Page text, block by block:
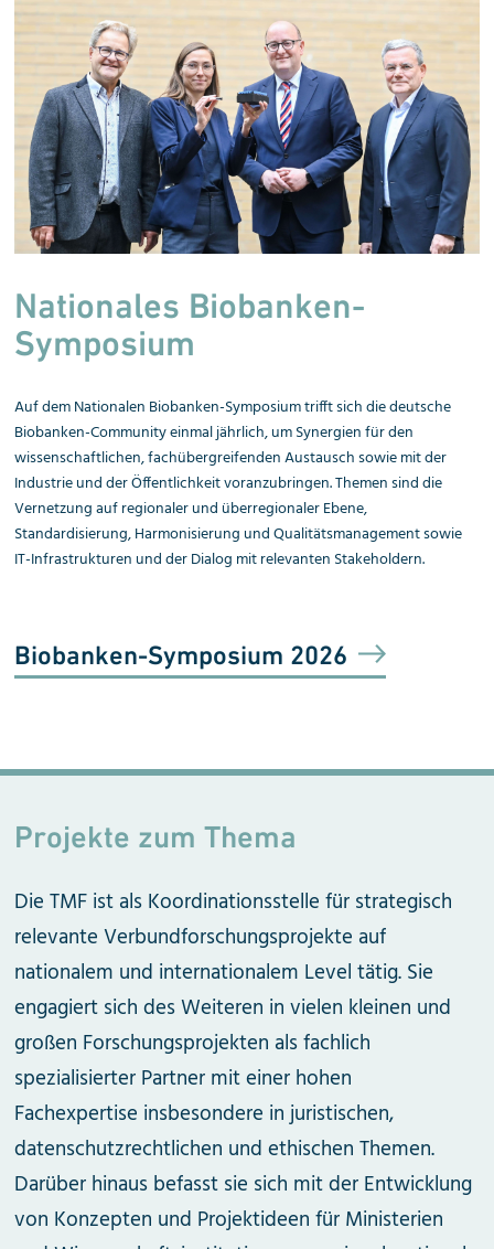
Nationales Biobanken-
Symposium
Auf dem Nationalen Biobanken-Symposium trifft sich die deutsche
Biobanken-Community einmal jährlich, um Synergien für den
wissenschaftlichen, fachübergreifenden Austausch sowie mit der
Industrie und der Öffentlichkeit voranzubringen. Themen sind die
Vernetzung auf regionaler und überregionaler Ebene,
Standardisierung, Harmonisierung und Qualitätsmanagement sowie
IT-Infrastrukturen und der Dialog mit relevanten Stakeholdern.
Biobanken-Symposium 2026
Projekte zum Thema
Die TMF ist als Koordinationsstelle für strategisch
relevante Verbundforschungsprojekte auf
nationalem und internationalem Level tätig. Sie
engagiert sich des Weiteren in vielen kleinen und
großen Forschungsprojekten als fachlich
spezialisierter Partner mit einer hohen
Fachexpertise insbesondere in juristischen,
datenschutzrechtlichen und ethischen Themen.
Darüber hinaus befasst sie sich mit der Entwicklung
von Konzepten und Projektideen für Ministerien